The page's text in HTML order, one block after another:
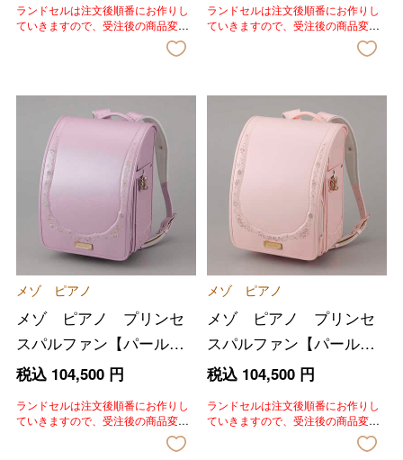
ランドセルは注文後順番にお作りし
ていきますので、受注後の商品変
更、色変更、キャンセルはいたしか
ねます。あらかじめご了承いただき
ランドセルは注文後順番にお作りし
ていきますので、受注後の商品変
更、色変更、キャンセルはいたしか
ねます。あらかじめご了承いただき
メゾ ピアノ
メゾ ピアノ プリンセ
スパルファン【パールパ
ープル】
税込 104,500円
ランドセルは注文後順番にお作りし
ていきますので、受注後の商品変
更、色変更、キャンセルはいたしか
ねます。あらかじめご了承いただき
メゾ ピアノ
メゾ ピアノ プリンセ
スパルファン【パールベ
ビーピンク】
税込 104,500円
ランドセルは注文後順番にお作りし
ていきますので、受注後の商品変
更、色変更、キャンセルはいたしか
ねます。あらかじめご了承いただき